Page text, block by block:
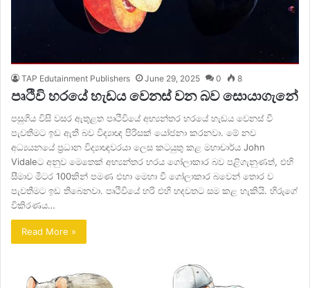
TAP Edutainment Publishers June 29, 2025 0 8
පෘථිවි හරයේ හැඩය වෙනස් වන බව සොයාගැනේ
පසුගිය විසි වසර ඇතුළත පෘථිවියේ අභ්‍යන්තර හරයේ හැඩය වෙනස් වී
පැවතීමට ඉඩ ඇති බව විද්‍යාඥ පිරිසක් යෝජනා කරනවා. මේ නව
අධ්‍යයනයේ ප්‍රධාන විද්‍යාඥවරයා ලෙස කටයුතු කළ මහාචාර්ය John
Vidaleට අනුව මෙතෙක් අභ්‍යන්තර හරය ගෝලාකාර බව පළිගැනුණත්, එහි
සීමාව මීටර 100කින් පමණ එහා මෙහා වී ගෝලාකාර බවෙන් තොර ව
පැවතීමට ඉඩ තිබෙනවා. පෘථිවියේ හරි එහි හදවතට සම කළ හැකියි. හිරුගේ
විකිරණය…
Read More »